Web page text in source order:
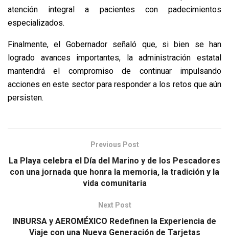
atención integral a pacientes con padecimientos
especializados.
Finalmente, el Gobernador señaló que, si bien se han
logrado avances importantes, la administración estatal
mantendrá el compromiso de continuar impulsando
acciones en este sector para responder a los retos que aún
persisten.
Previous Post
La Playa celebra el Día del Marino y de los Pescadores
con una jornada que honra la memoria, la tradición y la
vida comunitaria
Next Post
INBURSA y AEROMÉXICO Redefinen la Experiencia de
Viaje con una Nueva Generación de Tarjetas